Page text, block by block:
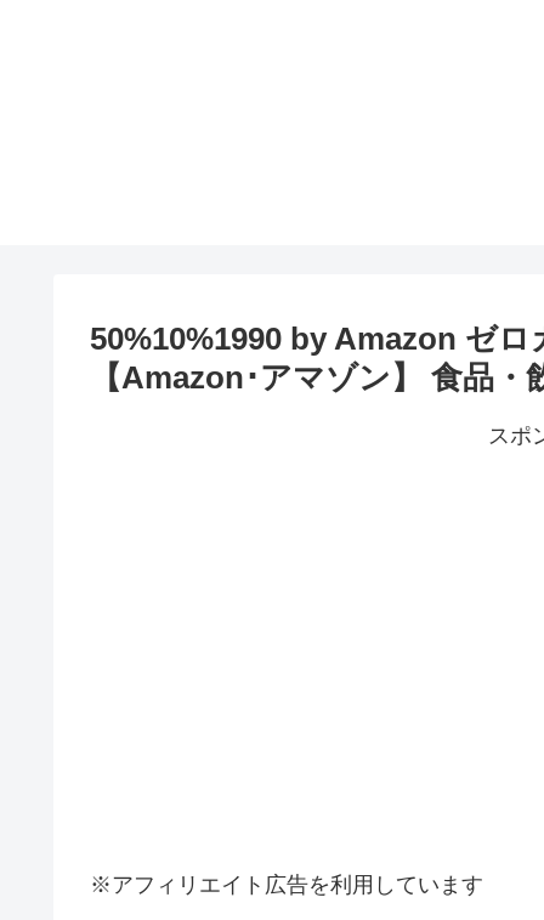
50%10%1990 by Amazon ゼ
【Amazon･アマゾン】 食品
スポ
※アフィリエイト広告を利用しています